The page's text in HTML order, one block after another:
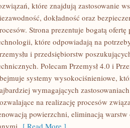
które znajdują zastosowanie
dokładność oraz
Strona prezentuje bogatą ofertę
które odpowiadają na
i przedsiębiorstw
Polecam Przemysł 4.0 i
systemy wysokociśnieniowe,
wymagających
na realizację procesów
powierzchni, eliminacją
[ Read More ]